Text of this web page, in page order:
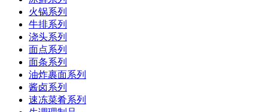
火锅系列
牛排系列
浇头系列
面点系列
面条系列
油炸裹面系列
酱卤系列
速冻菜肴系列